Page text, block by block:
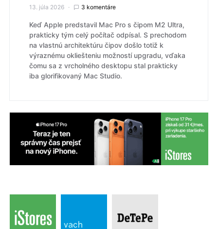
13. júla 2026 3 komentáre
Keď Apple predstavil Mac Pro s čipom M2 Ultra,
prakticky tým celý počítač odpísal. S prechodom
na vlastnú architektúru čipov došlo totiž k
výraznému okliešteniu možností upgradu, vďaka
čomu sa z vrcholného desktopu stal prakticky
iba glorifikovaný Mac Studio.